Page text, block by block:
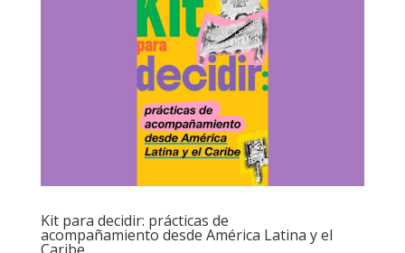
Kit para decidir: prácticas de
acompañamiento desde América Latina y el